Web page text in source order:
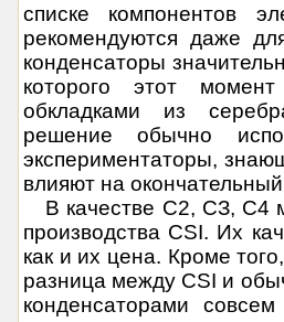
списке компонентов
рекомендуются даже
конденсаторы
которого этот
обкладками из
решение обычно
экспериментаторы,
влияют на окончательный
В качестве С2, СЗ, С4
производства CSI. Их
как и их цена. Кроме
разница между CSI и
конденсаторами